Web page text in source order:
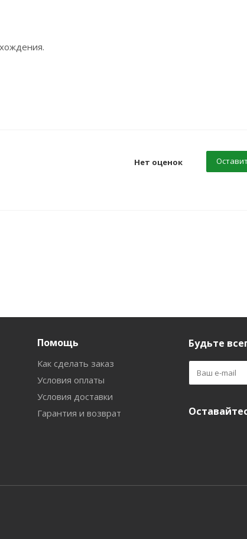
Нет оценок
Помощь
Как сделать заказ
Условия оплаты
Условия доставки
Гарантия и возврат
Будьте